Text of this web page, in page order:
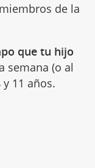
de la
que tu hijo
semana (o al
11 años.